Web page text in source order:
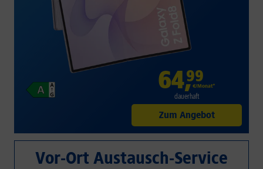
64,99
€/Monat*
dauerhaft
Zum Angebot
Vor-Ort Austausch-Service